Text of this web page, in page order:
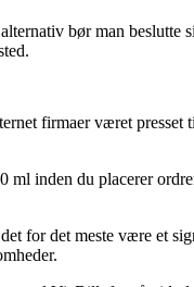
bør man
firmaer været
inden du placerer
for det meste være et